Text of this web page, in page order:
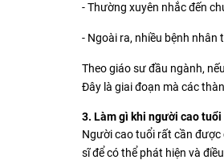
- Thường xuyên nhắc đến
- Ngoài ra, nhiều bệnh
Theo giáo sư đầu ngành,
Đây là giai đoạn mà các
3. Làm gì khi người cao
Người cao tuổi rất cần được
sĩ để có thể phát hiện và